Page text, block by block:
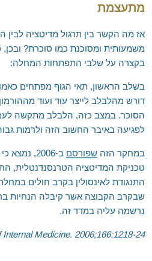
מתעצמת
אז מה הקשר בין תרגול מדיטציה
משמעותית ומסוכנת כמו סוכרת? ובכן,
בקצרה על שלבי התפתחות המחלה:
בשלב הראשון, תאי הגוף מפתחים
דורש מהלבלב לייצר עוד ועוד
הסוכר. במצב כזה, הלבלב מתקשה
לפגיעה באיבר החשוב הזה ולרמות
במחקר הזה שפורסם
טכניקת המדיטציה הטרנסנדנטלית,
התנגודת לאינסולין בקרב חולים
שבקרב הקבוצה אשר קיבלה הנחיות
נרשמה עליה במדד זה.
Medicine. 2006;166:1218-24